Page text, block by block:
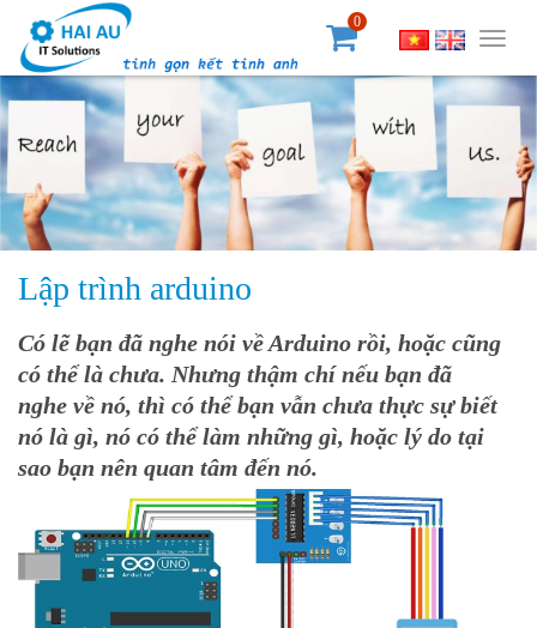
0
Lập trình arduino
Có lẽ bạn đã nghe nói về Arduino rồi, hoặc cũng
có thể là chưa. Nhưng thậm chí nếu bạn đã
nghe về nó, thì có thể bạn vẫn chưa thực sự biết
nó là gì, nó có thể làm những gì, hoặc lý do tại
sao bạn nên quan tâm đến nó.